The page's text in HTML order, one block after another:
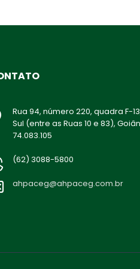
Rua 94, número 220, quadra F-
Sul (entre as Ruas 10 e 83),
74.083.105
(62) 3088-5800
ahpaceg@ahpaceg.com.br